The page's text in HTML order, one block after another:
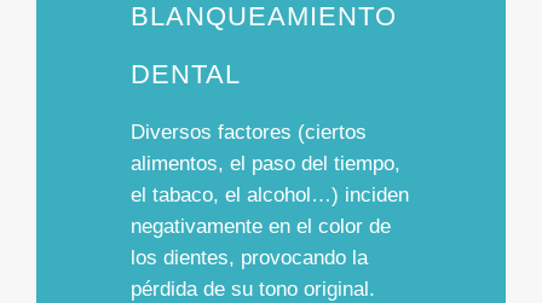
BLANQUEAMIENTO
DENTAL
Diversos factores (ciertos
alimentos, el paso del tiempo,
el tabaco, el alcohol…) inciden
negativamente en el color de
los dientes, provocando la
pérdida de su tono original.